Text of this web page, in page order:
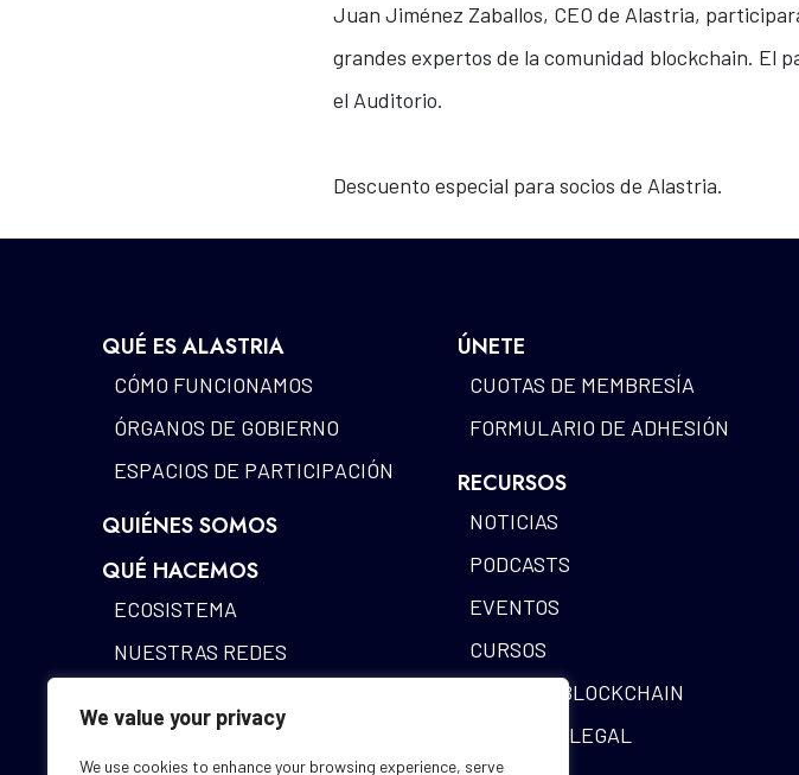
We value your privacy
We use cookies to enhance your browsing experience, serve
Juan Jiménez Zaballos, CEO de Alastria,
grandes expertos de la comunidad blockchain. El
el Auditorio.
Descuento especial para socios de Alastria.
QUÉ ES ALASTRIA
CÓMO FUNCIONAMOS
ÓRGANOS DE GOBIERNO
ESPACIOS DE PARTICIPACIÓN
QUIÉNES SOMOS
QUÉ HACEMOS
ECOSISTEMA
NUESTRAS REDES
FUNDING DESK
ÚNETE
CUOTAS DE MEMBRESÍA
FORMULARIO DE ADHESIÓN
RECURSOS
NOTICIAS
PODCASTS
EVENTOS
CURSOS
MAPA DE BLOCKCHAIN
ALASTRIA LEGAL